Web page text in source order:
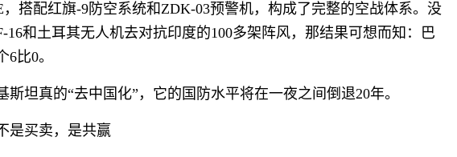
，搭配红旗-9防空系统和ZDK-03预警机，构成了完整的空战体系。没
16和土耳其无人机去对抗印度的100多架阵风，那结果可想而知：巴
比0。
斯坦真的“去中国化”，它的国防水平将在一夜之间倒退20年。
是买卖，是共赢